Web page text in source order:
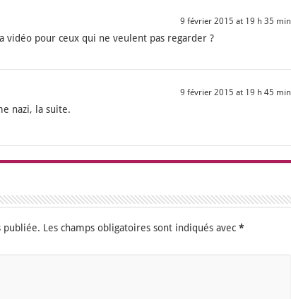
9 février 2015 at 19 h 35 min
vidéo pour ceux qui ne veulent pas regar­der ?
9 février 2015 at 19 h 45 min
nazi, la suite.
publiée. Les champs obligatoires sont indiqués avec *